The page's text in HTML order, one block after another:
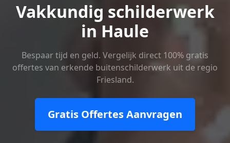
Vakkundig schilderwerk
in Haule
Bespaar tijd en geld. Vergelijk direct 100% gratis
offertes van erkende buitenschilderwerk uit de regio
Friesland.
Gratis Offertes Aanvragen